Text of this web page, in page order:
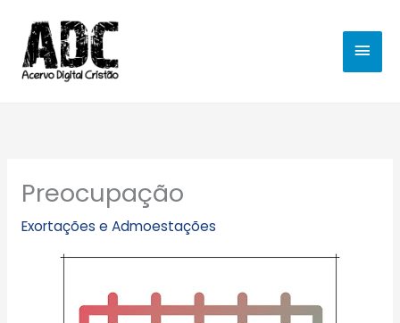
para
conteúdo
Preocupação
Exortações e Admoestações